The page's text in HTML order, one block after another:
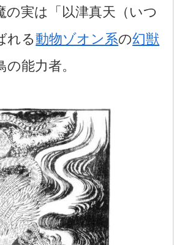
の実は「以津真天（いつ
れる動物ゾオン系の幻獣
能力者。